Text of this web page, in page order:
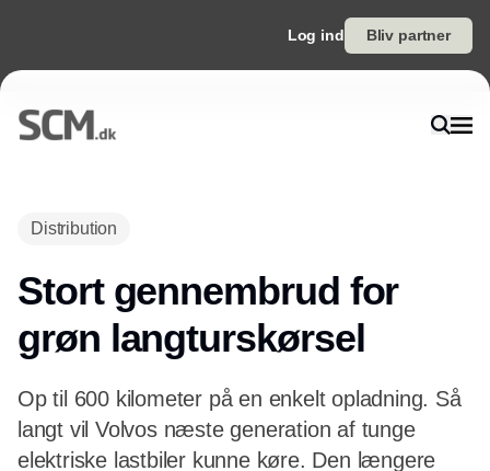
Log ind Bliv partner
Distribution
Stort gennembrud for
grøn langturskørsel
Op til 600 kilometer på en enkelt opladning. Så
langt vil Volvos næste generation af tunge
elektriske lastbiler kunne køre. Den længere